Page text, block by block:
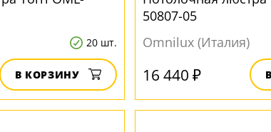
20 шт.
В КОРЗИНУ
50807-05
Omnilux (Италия)
16 440 ₽